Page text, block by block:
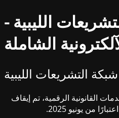
الليبية -
الشاملة
القانونية الرقمية، تم إيقاف
من يونيو 2025.